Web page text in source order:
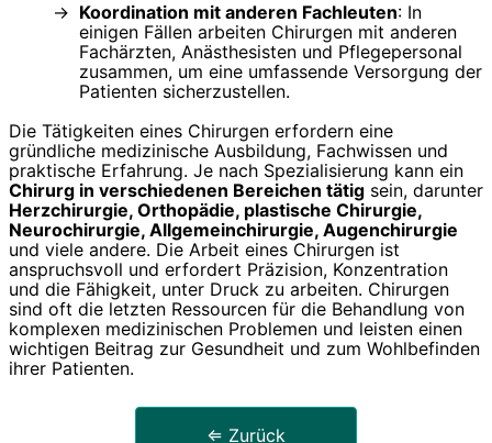
Koordination mit anderen Fachleuten: In
einigen Fällen arbeiten Chirurgen mit anderen
Fachärzten, Anästhesisten und Pflegepersonal
zusammen, um eine umfassende Versorgung der
Patienten sicherzustellen.
Die Tätigkeiten eines Chirurgen erfordern eine
gründliche medizinische Ausbildung, Fachwissen und
praktische Erfahrung. Je nach Spezialisierung kann ein
Chirurg in verschiedenen Bereichen tätig sein, darunter
Herzchirurgie, Orthopädie, plastische Chirurgie,
Neurochirurgie, Allgemeinchirurgie, Augenchirurgie
und viele andere. Die Arbeit eines Chirurgen ist
anspruchsvoll und erfordert Präzision, Konzentration
und die Fähigkeit, unter Druck zu arbeiten. Chirurgen
sind oft die letzten Ressourcen für die Behandlung von
komplexen medizinischen Problemen und leisten einen
wichtigen Beitrag zur Gesundheit und zum Wohlbefinden
ihrer Patienten.
⇐ Zurück